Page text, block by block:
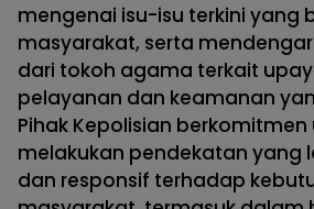
mengenai isu-isu terkini yang
masyarakat, serta
dari tokoh agama terkait
pelayanan dan keamanan
Pihak Kepolisian berkomitmen
melakukan pendekatan yang
dan responsif terhadap